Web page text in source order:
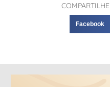
Facebook